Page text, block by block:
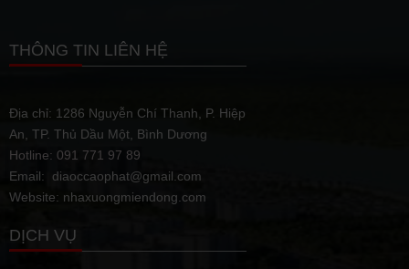
THÔNG TIN LIÊN HỆ
Địa chỉ: 1286 Nguyễn Chí Thanh, P. Hiệp
An, TP. Thủ Dầu Một, Bình Dương
Hotline: 091 771 97 89
Email: diaoccaophat@gmail.com
Website: nhaxuongmiendong.com
DỊCH VỤ